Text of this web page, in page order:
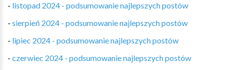
- listopad 2024 - podsumowanie najlepszych postów
- sierpień 2024 - podsumowanie najlepszych postów
- lipiec 2024 - podsumowanie najlepszych postów
- czerwiec 2024 - podsumowanie najlepszych postów